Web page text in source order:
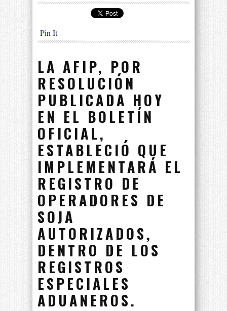
Pin It
LA AFIP, POR
RESOLUCIÓN
PUBLICADA HOY
EN EL BOLETÍN
OFICIAL,
ESTABLECIÓ QUE
IMPLEMENTARÁ EL
REGISTRO DE
OPERADORES DE
SOJA
AUTORIZADOS,
DENTRO DE LOS
REGISTROS
ESPECIALES
ADUANEROS.